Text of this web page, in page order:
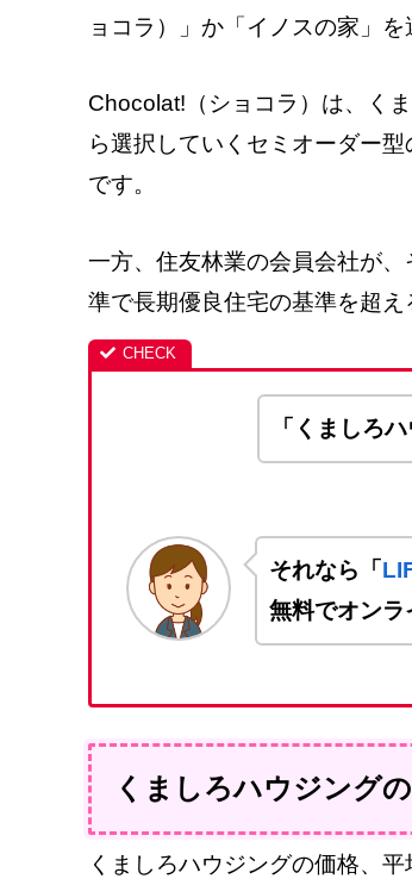
ョコラ）」か「イノスの家」を
Chocolat!（ショコラ）は、く
ら選択していくセミオーダー
です。
一方、住友林業の会員会社が
準で長期優良住宅の基準を超え
「くましろ
それなら「
無料でオンラ
くましろハウジング
くましろハウジングの価格、